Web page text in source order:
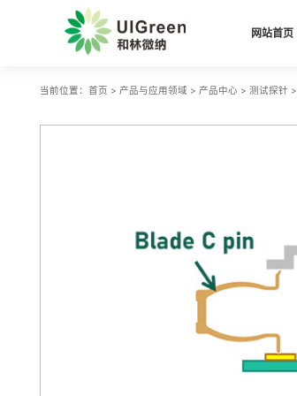
网站首页
当前位置： 首页 > 产品与应用领域 > 产品中心 > 测试探针 >